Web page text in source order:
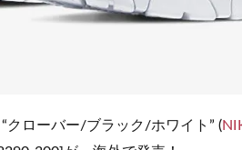
クローバー/ブラック/ホワイト” (